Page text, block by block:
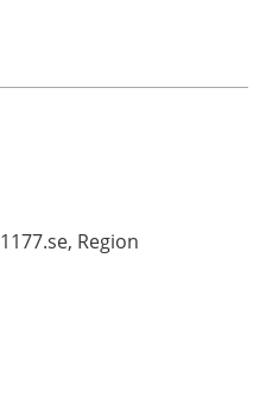
1177.se, Region